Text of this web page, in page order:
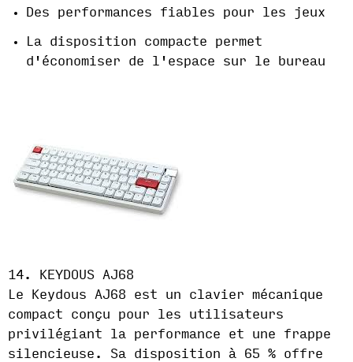
Des performances fiables pour les jeux
La disposition compacte permet
d'économiser de l'espace sur le bureau
14. KEYDOUS AJ68
Le Keydous AJ68 est un clavier mécanique
compact conçu pour les utilisateurs
privilégiant la performance et une frappe
silencieuse. Sa disposition à 65 % offre